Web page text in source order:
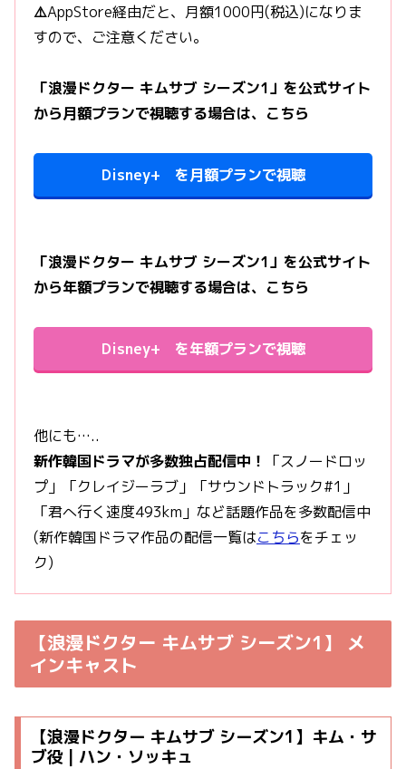
⚠️AppStore経由だと、月額1000円(税込)になりま
すので、ご注意ください。
「浪漫ドクター キムサブ シーズン1」を公式サイト
から月額プランで視聴する場合は、こちら
Disney+ を月額プランで視聴
「浪漫ドクター キムサブ シーズン1」を公式サイト
から年額プランで視聴する場合は、こちら
Disney+ を年額プランで視聴
他にも…..
新作韓国ドラマが多数独占配信中！
「スノードロッ
プ」「クレイジーラブ」「サウンドトラック#1」
「君へ行く速度493km」など話題作品を多数配信中
(新作韓国ドラマ作品の配信一覧はこちらをチェッ
ク)
【浪漫ドクター キムサブ シーズン1】 メ
インキャスト
【浪漫ドクター キムサブ シーズン1】キム・サ
ブ役 | ハン・ソッキュ